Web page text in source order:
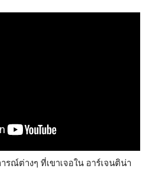
รณ์ต่างๆ ที่เขาเจอใน อาร์เจนติน่า